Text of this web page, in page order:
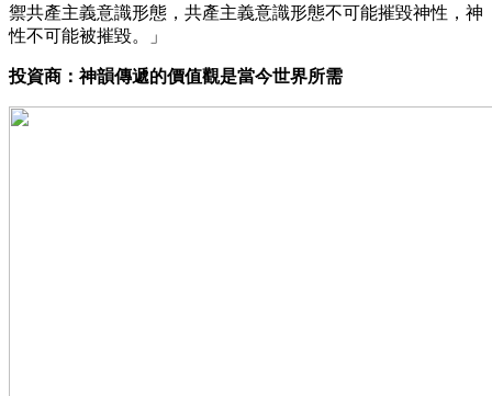
禦共產主義意識形態，共產主義意識形態不可能摧毀神性，神
性不可能被摧毀。」
投資商：神韻傳遞的價值觀是當今世界所需